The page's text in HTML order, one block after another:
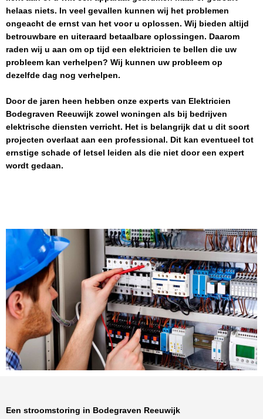
helaas niets. In veel gevallen kunnen wij het problemen
ongeacht de ernst van het voor u oplossen. Wij bieden altijd
betrouwbare en uiteraard betaalbare oplossingen. Daarom
raden wij u aan om op tijd een elektricien te bellen die uw
probleem kan verhelpen? Wij kunnen uw probleem op
dezelfde dag nog verhelpen.
Door de jaren heen hebben onze experts van Elektricien
Bodegraven Reeuwijk zowel woningen als bij bedrijven
elektrische diensten verricht. Het is belangrijk dat u dit soort
projecten overlaat aan een professional. Dit kan eventueel tot
ernstige schade of letsel leiden als die niet door een expert
wordt gedaan.
Een stroomstoring in Bodegraven Reeuwijk